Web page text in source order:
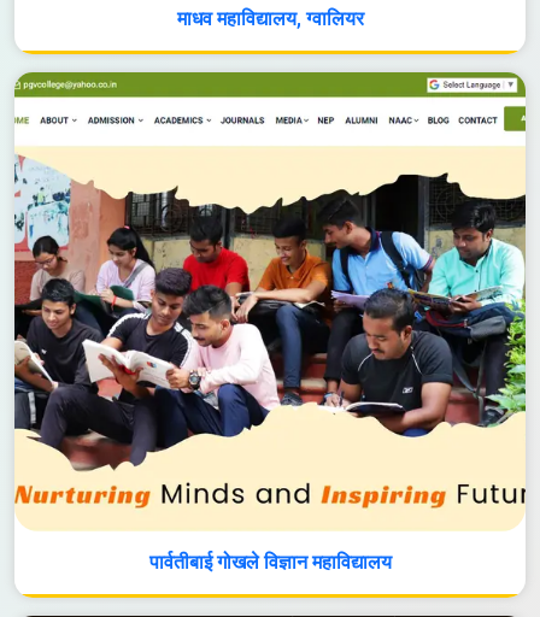
माधव महाविद्यालय, ग्वालियर
पार्वतीबाई गोखले विज्ञान महाविद्यालय